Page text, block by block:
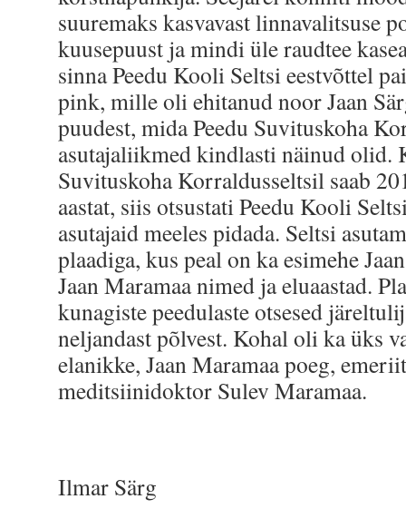
suuremaks kasvavast linnavalitsuse
kuusepuust ja mindi üle raudtee
sinna Peedu Kooli Seltsi eestvõttel
pink, mille oli ehitanud noor Jaan
puudest, mida Peedu Suvituskoha
asutajaliikmed kindlasti näinud olid.
Suvituskoha Korraldusseltsil saab
aastat, siis otsustati Peedu Kooli
asutajaid meeles pidada. Seltsi
plaadiga, kus peal on ka esimehe
Jaan Maramaa nimed ja eluaastad.
kunagiste peedulaste otsesed
neljandast põlvest. Kohal oli ka üks
elanikke, Jaan Maramaa poeg,
meditsiinidoktor Sulev Maramaa.
Ilmar Särg